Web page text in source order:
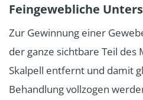
Feingewebliche
Zur Gewinnung einer
der ganze sichtbare Teil
Skalpell entfernt und damit
Behandlung vollzogen